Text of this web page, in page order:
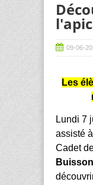
09-06-
Les
Lundi 7
assisté
Cadet